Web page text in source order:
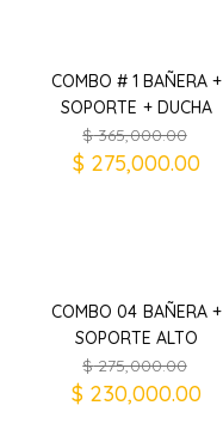
COMBO # 1 BAÑERA +
SOPORTE + DUCHA
$365,000.00
$275,000.00
COMBO 04 BAÑERA +
SOPORTE ALTO
$275,000.00
$230,000.00